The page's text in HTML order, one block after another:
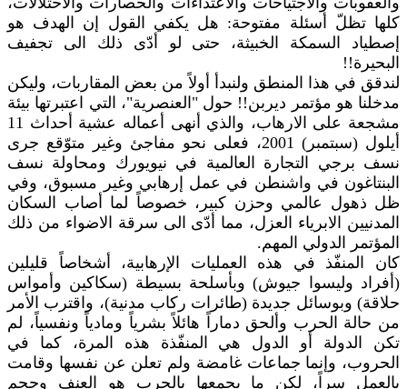
كلها تظلّ أسئلة مفتوحة: هل يكفي القول إن الهدف هو
إصطياد السمكة الخبيثة، حتى لو أدّى ذلك الى تجفيف
البحيرة!!
لندقق في هذا المنطق ولنبدأ أولاً من بعض المقاربات، وليكن
مدخلنا هو مؤتمر ديربن!! حول "العنصرية"، التي اعتبرتها بيئة
مشجعة على الارهاب، والذي أنهى أعماله عشية أحداث 11
أيلول (سبتمبر) 2001، فعلى نحو مفاجئ وغير متوّقع جرى
نسف برجي التجارة العالمية في نيويورك ومحاولة نسف
البنتاغون في واشنطن في عمل إرهابي وغير مسبوق، وفي
ظل ذهول عالمي وحزن كبير، خصوصاً لما أصاب السكان
المدنيين الابرياء العزل، مما أدّى الى سرقة الاضواء من ذلك
المؤتمر الدولي المهم.
كان المنفّذ في هذه العمليات الإرهابية، أشخاصاً قليلين
(أفراد وليسوا جيوش) وبأسلحة بسيطة (سكاكين وأمواس
حلاقة) وبوسائل جديدة (طائرات ركاب مدنية)، واقترب الأمر
من حالة الحرب وألحق دماراً هائلاً بشرياً ومادياً ونفسياً، لم
تكن الدولة أو الدول هي المنفّذة هذه المرة، كما في
الحروب، وإنما جماعات غامضة ولم تعلن عن نفسها وقامت
بالعمل سراً، لكن ما يجمعها بالحرب هو العنف وحجم